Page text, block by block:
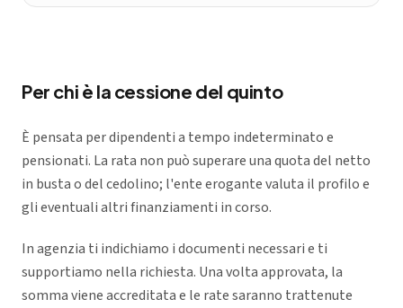
Per chi è la cessione del quinto
È pensata per dipendenti a tempo indeterminato e
pensionati. La rata non può superare una quota del netto
in busta o del cedolino; l'ente erogante valuta il profilo e
gli eventuali altri finanziamenti in corso.
In agenzia ti indichiamo i documenti necessari e ti
supportiamo nella richiesta. Una volta approvata, la
somma viene accreditata e le rate saranno trattenute